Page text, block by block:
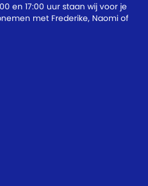
en 17:00 uur staan wij voor je
met Frederike, Naomi of